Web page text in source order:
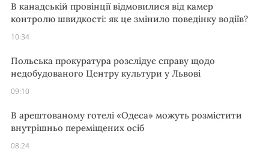
В канадській провінції відмовилися від камер
контролю швидкості: як це змінило поведінку водіїв?
10:34
Польська прокуратура розслідує справу щодо
недобудованого Центру культури у Львові
09:10
В арештованому готелі «Одеса» можуть розмістити
внутрішньо переміщених осіб
08:24